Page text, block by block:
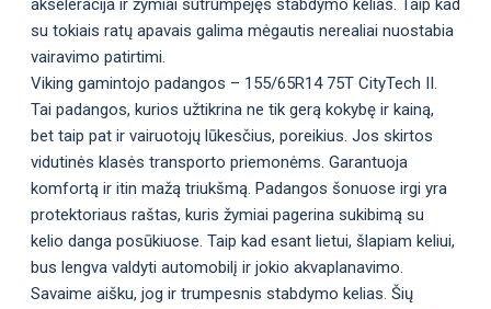
akseleracija ir žymiai sutrumpėjęs stabdymo kelias. Taip kad
su tokiais ratų apavais galima mėgautis nerealiai nuostabia
vairavimo patirtimi.
Viking gamintojo padangos – 155/65R14 75T CityTech II.
Tai padangos, kurios užtikrina ne tik gerą kokybę ir kainą,
bet taip pat ir vairuotojų lūkesčius, poreikius. Jos skirtos
vidutinės klasės transporto priemonėms. Garantuoja
komfortą ir itin mažą triukšmą. Padangos šonuose irgi yra
protektoriaus raštas, kuris žymiai pagerina sukibimą su
kelio danga posūkiuose. Taip kad esant lietui, šlapiam keliui,
bus lengva valdyti automobilį ir jokio akvaplanavimo.
Savaime aišku, jog ir trumpesnis stabdymo kelias. Šių